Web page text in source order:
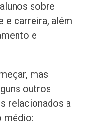
sobre
e carreira, além
e
mas
outros
relacionados a
médio: